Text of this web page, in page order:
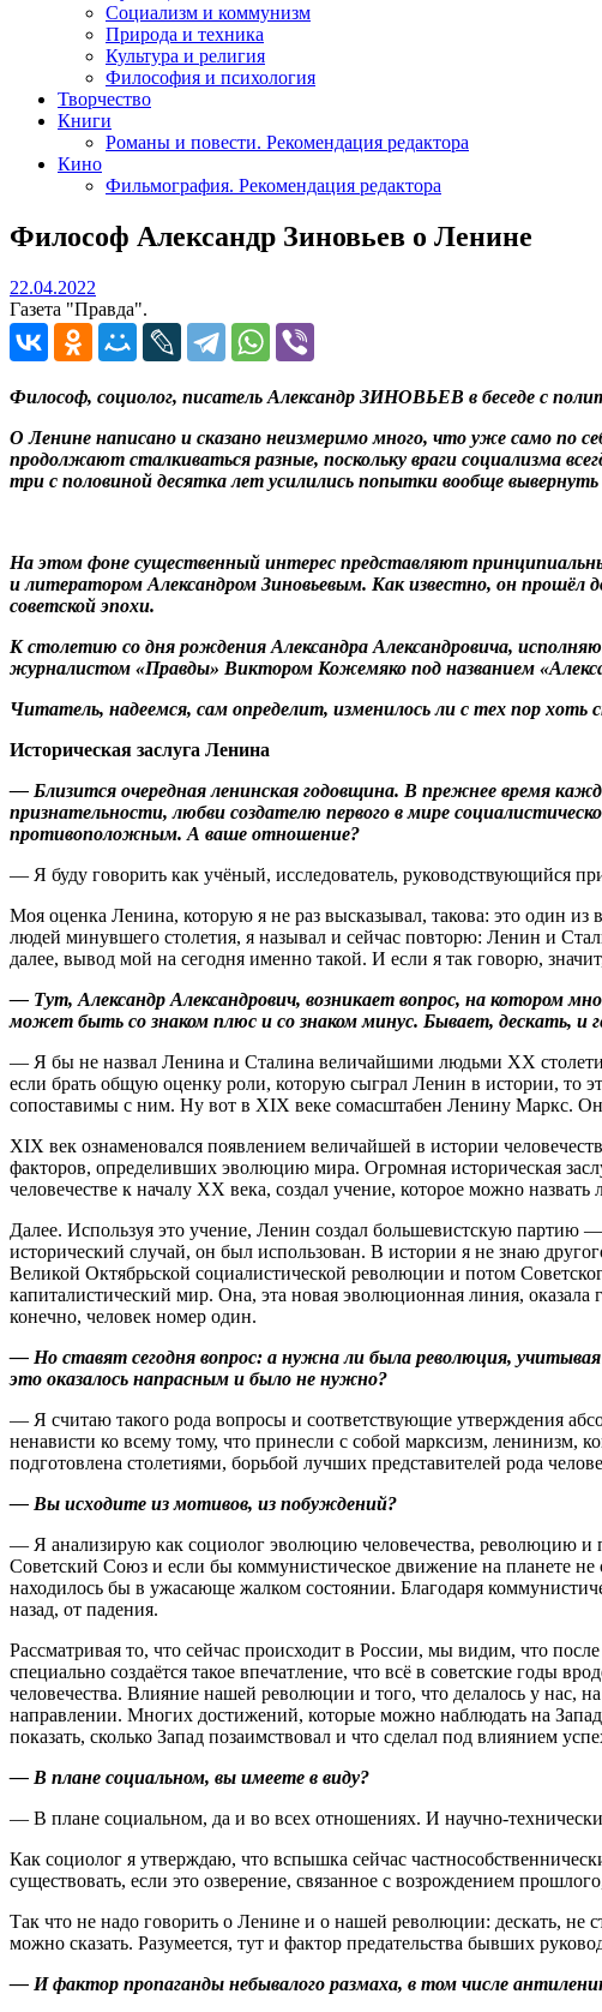
Социализм и коммунизм
Природа и техника
Культура и религия
Философия и психология
Творчество
Книги
Романы и повести. Рекомендация редактора
Кино
Фильмография. Рекомендация редактора
Философ Александр Зиновьев о Ленине
22.04.2022
Газета "Правда".
Философ, социолог, писатель Александр ЗИНОВЬЕВ в беседе с
О Ленине написано и сказано неизмеримо много, что уже само по
продолжают сталкиваться разные, поскольку враги социализма
три с половиной десятка лет усилились попытки вообще
На этом фоне существенный интерес представляют
и литератором Александром Зиновьевым. Как известно, он
советской эпохи.
К столетию со дня рождения Александра Александровича,
журналистом «Правды» Виктором Кожемяко под названием
Читатель, надеемся, сам определит, изменилось ли с тех пор
Историческая заслуга Ленина
— Близится очередная ленинская годовщина. В прежнее время
признательности, любви создателю первого в мире
противоположным. А ваше отношение?
— Я буду говорить как учёный, исследователь, руководствующийся
Моя оценка Ленина, которую я не раз высказывал, такова: это один
людей минувшего столетия, я называл и сейчас повторю: Ленин и
далее, вывод мой на сегодня именно такой. И если я так говорю,
— Тут, Александр Александрович, возникает вопрос, на котором
может быть со знаком плюс и со знаком минус. Бывает, дескать, и
— Я бы не назвал Ленина и Сталина величайшими людьми XX
если брать общую оценку роли, которую сыграл Ленин в истории, то
сопоставимы с ним. Ну вот в XIX веке сомасштабен Ленину Маркс.
XIX век ознаменовался появлением величайшей в истории
факторов, определивших эволюцию мира. Огромная историческая
человечестве к началу XX века, создал учение, которое можно
Далее. Используя это учение, Ленин создал большевистскую
исторический случай, он был использован. В истории я не знаю
Великой Октябрьской социалистической револю­ции и потом
капиталистический мир. Она, эта новая эволюционная линия, оказала
конечно, человек номер один.
— Но ставят сегодня вопрос: а нужна ли была революция,
это оказалось напрасным и было не нужно?
— Я считаю такого рода вопросы и соответствующие утверждения
ненависти ко всему тому, что принесли с собой марксизм, ленинизм,
подготовлена столетиями, борьбой лучших представителей рода
— Вы исходите из мотивов, из побуждений?
— Я анализирую как социолог эволюцию человечества, революцию и
Советский Союз и если бы коммунистическое движение на планете не
находилось бы в ужасающе жалком состоянии. Благодаря
назад, от падения.
Рассматривая то, что сейчас происходит в России, мы видим, что
специально создаётся такое впечатление, что всё в советские годы
человечества. Влияние нашей революции и того, что делалось у нас,
направлении. Многих достижений, которые можно наблюдать на
показать, сколько Запад позаимствовал и что сделал под влиянием
— В плане социальном, вы имеете в виду?
— В плане социальном, да и во всех отношениях. И научно-
Как социолог я утверждаю, что вспышка сейчас
существовать, если это озверение, связанное с возрождением
Так что не надо говорить о Ленине и о нашей революции: дескать, не
можно сказать. Разумеется, тут и фактор предательства бывших
— И фактор пропаганды небывалого размаха, в том числе